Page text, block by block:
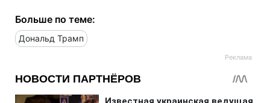
Больше по теме:
Дональд Трамп